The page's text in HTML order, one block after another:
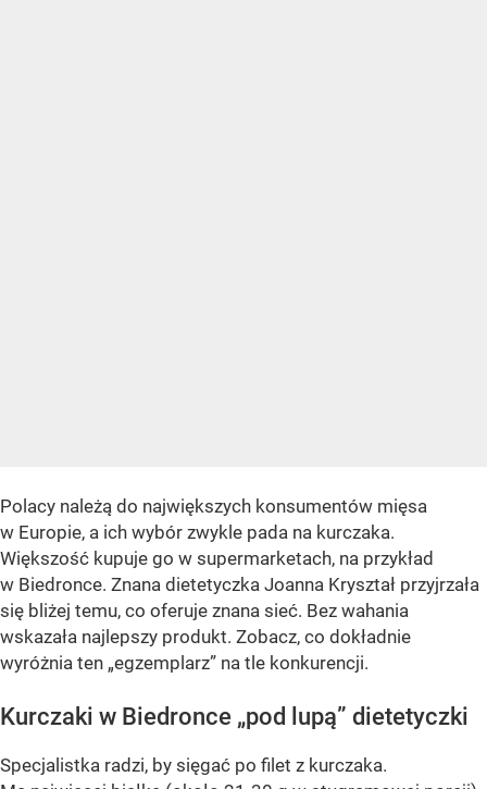
Polacy należą do największych konsumentów mięsa
w Europie, a ich wybór zwykle pada na kurczaka.
Większość kupuje go w supermarketach, na przykład
w Biedronce. Znana dietetyczka Joanna Kryształ przyjrzała
się bliżej temu, co oferuje znana sieć. Bez wahania
wskazała najlepszy produkt. Zobacz, co dokładnie
wyróżnia ten „egzemplarz” na tle konkurencji.
Kurczaki w Biedronce „pod lupą” dietetyczki
Specjalistka radzi, by sięgać po filet z kurczaka.